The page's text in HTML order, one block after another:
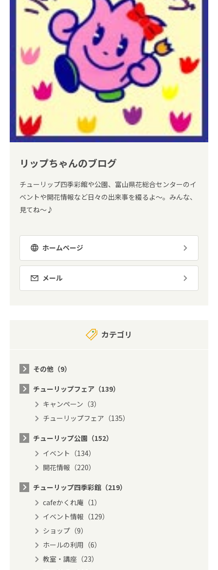
リップちゃんのブログ
チューリップ四季彩館や公園、富山県花総合センターのイ
ベントや開花情報など日々の出来事を綴るよ～。みんな、
見てね～♪
ホームページ
メール
カテゴリ
その他（9）
チューリップフェア（139）
キャンペーン（3）
チューリップフェア（135）
チューリップ公園（152）
イベント（134）
開花情報（220）
チューリップ四季彩館（219）
cafeかくれ庵（1）
イベント情報（129）
ショップ（9）
ホールの利用（6）
教室・講座（23）